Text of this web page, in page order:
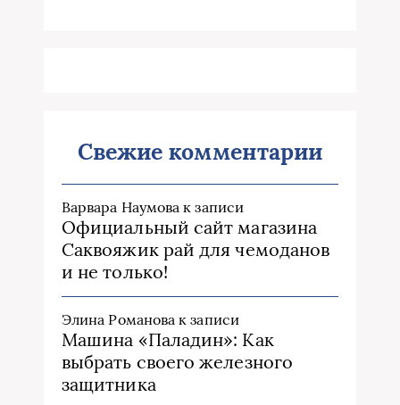
Свежие комментарии
Варвара Наумова к записи
Официальный сайт магазина
Саквояжик рай для чемоданов
и не только!
Элина Романова к записи
Машина «Паладин»: Как
выбрать своего железного
защитника